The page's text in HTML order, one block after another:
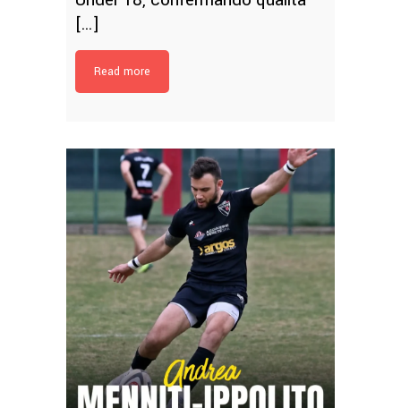
[…]
Read more